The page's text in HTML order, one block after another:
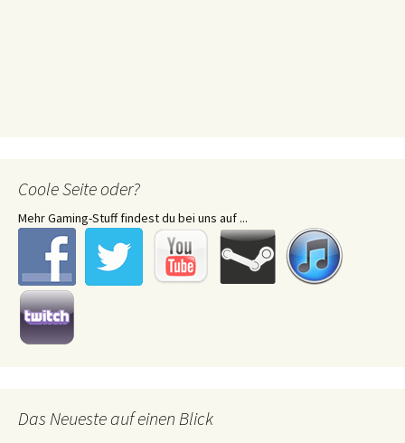
Coole Seite oder?
Mehr Gaming-Stuff findest du bei uns auf ...
Das Neueste auf einen Blick